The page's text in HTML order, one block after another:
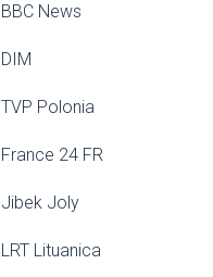
BBC News
DIM
TVP Polonia
France 24 FR
Jibek Joly
LRT Lituanica